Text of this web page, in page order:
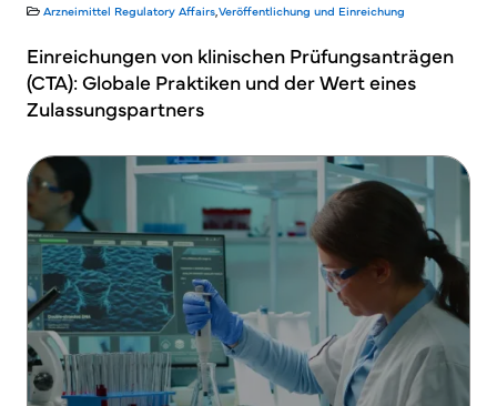
Arzneimittel Regulatory Affairs Veröffentlichung und Einreichung
Einreichungen von klinischen Prüfungsanträgen
(CTA): Globale Praktiken und der Wert eines
Zulassungspartners